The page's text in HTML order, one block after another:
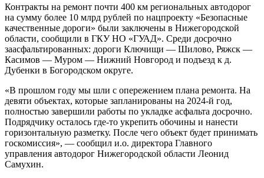
Контракты на ремонт почти 400 км региональных автодорог
на сумму более 10 млрд рублей по нацпроекту «Безопасные
качественные дороги» были заключены в Нижегородской
области, сообщили в ГКУ НО «ГУАД». Среди досрочно
заасфальтированных: дороги Ключищи — Шилово, Ряжск —
Касимов — Муром — Нижний Новгород и подъезд к д.
Дубенки в Богородском округе.
«В прошлом году мы шли с опережением плана ремонта. На
девяти объектах, которые запланированы на 2024-й год,
полностью завершили работы по укладке асфальта досрочно.
Подрядчику осталось где-то укрепить обочины и нанести
горизонтальную разметку. После чего объект будет принимать
госкомиссия», — сообщил и.о. директора Главного
управления автодорог Нижегородской области Леонид
Самухин.